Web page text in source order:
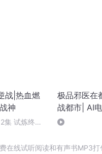
战|热血燃
神
集 试炼终结
极品邪医在
战都市| AI
线试听阅读和有声书MP3打